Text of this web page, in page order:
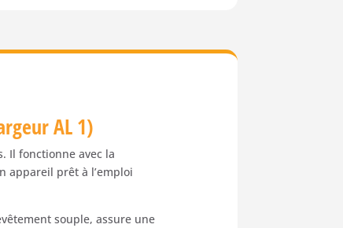
AL 1)
Il fonctionne avec la
appareil prêt à l’emploi
souple, assure une